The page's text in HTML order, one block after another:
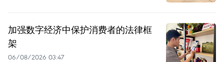
加强数字经济中保护消费者的法律框
架
06/08/2026 03:47